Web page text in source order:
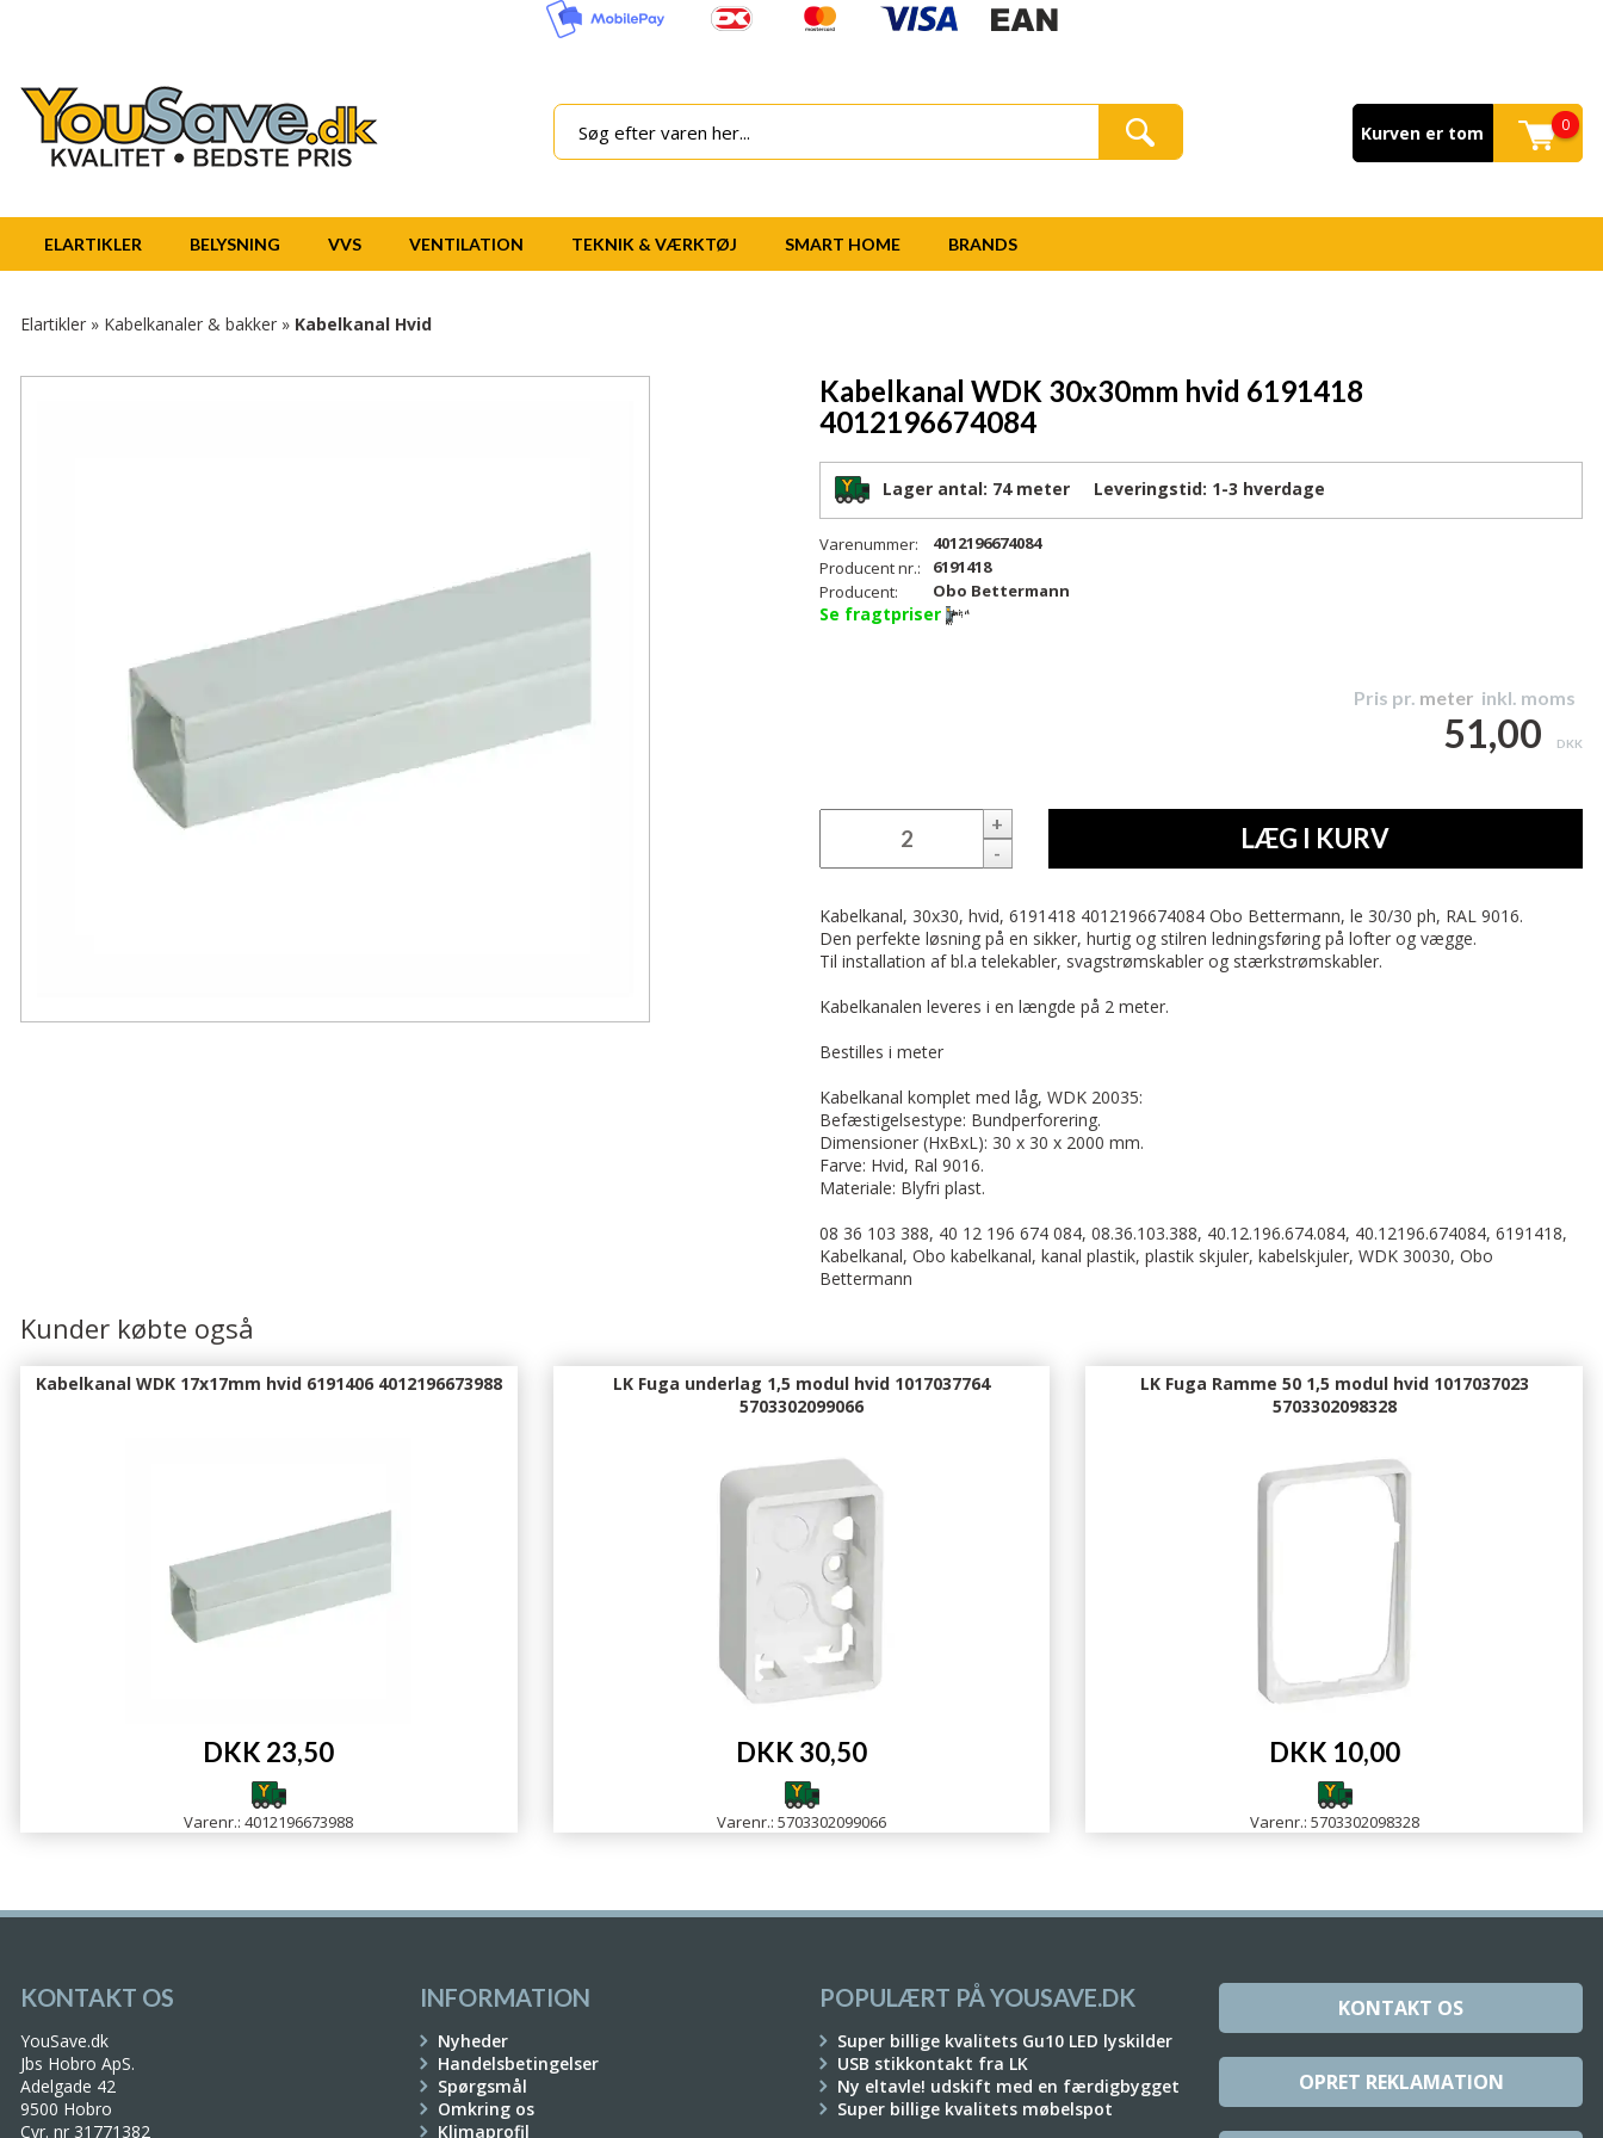
Kurven er tom 0
ELARTIKLER BELYSNING VVS VENTILATION TEKNIK & VÆRKTØJ SMART HOME BRANDS
Elartikler » Kabelkanaler & bakker » Kabelkanal Hvid
Kabelkanal WDK 30x30mm hvid 6191418
4012196674084
Lager antal: 74 meterLeveringstid: 1-3 hverdage
Varenummer:
4012196674084
Producent nr.:
6191418
Producent:
Obo Bettermann
Se fragtpriser
Pris pr. meter inkl. moms
51,00 DKK
+
-
LÆG I KURV
Kabelkanal, 30x30, hvid, 6191418 4012196674084 Obo Bettermann, le 30/30 ph, RAL 9016.
Den perfekte løsning på en sikker, hurtig og stilren ledningsføring på lofter og vægge.
Til installation af bl.a telekabler, svagstrømskabler og stærkstrømskabler.
Kabelkanalen leveres i en længde på 2 meter.
Bestilles i meter
Kabelkanal komplet med låg, WDK 20035:
Befæstigelsestype: Bundperforering.
Dimensioner (HxBxL): 30 x 30 x 2000 mm.
Farve: Hvid, Ral 9016.
Materiale: Blyfri plast.
08 36 103 388, 40 12 196 674 084, 08.36.103.388, 40.12.196.674.084, 40.12196.674084, 6191418,
Kabelkanal, Obo kabelkanal, kanal plastik, plastik skjuler, kabelskjuler, WDK 30030, Obo
Bettermann
Kunder købte også
Kabelkanal WDK 17x17mm hvid 6191406 4012196673988
DKK 23,50
Varenr.: 4012196673988
LK Fuga underlag 1,5 modul hvid 1017037764
5703302099066
DKK 30,50
Varenr.: 5703302099066
LK Fuga Ramme 50 1,5 modul hvid 1017037023
5703302098328
DKK 10,00
Varenr.: 5703302098328
KONTAKT OS
YouSave.dk
Jbs Hobro ApS.
Adelgade 42
9500 Hobro
Cvr. nr 31771382
INFORMATION
Nyheder
Handelsbetingelser
Spørgsmål
Omkring os
Klimaprofil
POPULÆRT PÅ YOUSAVE.DK
Super billige kvalitets Gu10 LED lyskilder
USB stikkontakt fra LK
Ny eltavle! udskift med en færdigbygget
Super billige kvalitets møbelspot
KONTAKT OS
OPRET REKLAMATION